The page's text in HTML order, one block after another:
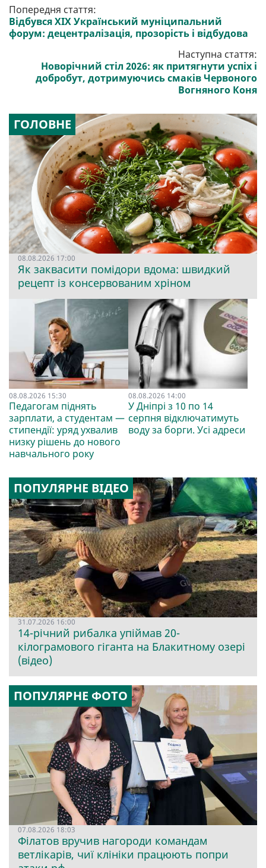
Попередня стаття:
Відбувся ХІХ Український муніципальний
форум: децентралізація, прозорість і відбудова
Наступна стаття:
Новорічний стіл 2026: як притягнути успіх і
добробут, дотримуючись смаків Червоного
Вогняного Коня
ГОЛОВНЕ
08.08.2026 17:00
Як заквасити помідори вдома: швидкий
рецепт із консервованим хріном
08.08.2026 15:30
Педагогам піднять
зарплати, а студентам —
стипендії: уряд ухвалив
низку рішень до нового
навчального року
08.08.2026 14:00
У Дніпрі з 10 по 14
серпня відключатимуть
воду за борги. Усі адреси
ПОПУЛЯРНЕ ВІДЕО
31.07.2026 16:00
14-річний рибалка упіймав 20-
кілограмового гіганта на Блакитному озері
(відео)
ПОПУЛЯРНЕ ФОТО
07.08.2026 18:03
Філатов вручив нагороди командам
ветлікарів, чиї клініки працюють попри